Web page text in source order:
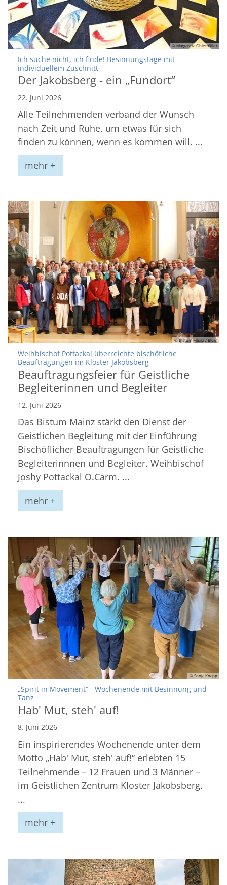
© Margareta Ohlemüller
Ich suche nicht, ich finde! Besinnungstage mit
individuellem Zuschnitt:
Der Jakobsberg - ein „Fundort“
22. Juni 2026
Alle Teilnehmenden verband der Wunsch
nach Zeit und Ruhe, um etwas für sich
finden zu können, wenn es kommen will. ...
mehr +
© Bistum Mainz / Blum
Weihbischof Pottackal überreichte bischöfliche
Beauftragungen im Kloster Jakobsberg:
Beauftragungsfeier für Geistliche
Begleiterinnen und Begleiter
12. Juni 2026
Das Bistum Mainz stärkt den Dienst der
Geistlichen Begleitung mit der Einführung
Bischöflicher Beauftragungen für Geistliche
Begleiterinnnen und Begleiter. Weihbischof
Joshy Pottackal O.Carm. ...
mehr +
© Sonja Knapp
„Spirit in Movement“ - Wochenende mit Besinnung und
Tanz
Hab' Mut, steh' auf!
8. Juni 2026
Ein inspirierendes Wochenende unter dem
Motto „Hab' Mut, steh' auf!“ erlebten 15
Teilnehmende – 12 Frauen und 3 Männer –
im Geistlichen Zentrum Kloster Jakobsberg.
...
mehr +